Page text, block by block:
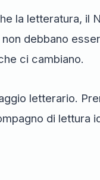
la letteratura, il
debbano
ci cambiano.
letterario.
di lettura